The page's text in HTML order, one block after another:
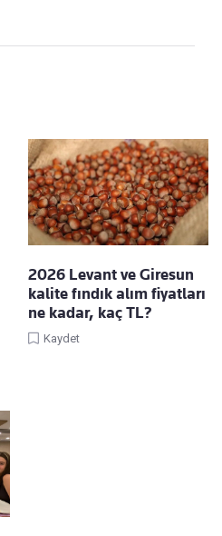
2026 Levant ve Giresun
kalite fındık alım fiyatları
ne kadar, kaç TL?
Kaydet